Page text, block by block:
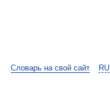
RU
Словарь на свой сайт